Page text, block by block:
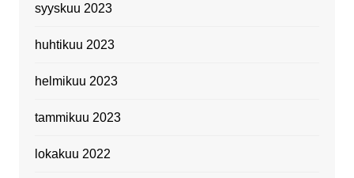
syyskuu 2023
huhtikuu 2023
helmikuu 2023
tammikuu 2023
lokakuu 2022